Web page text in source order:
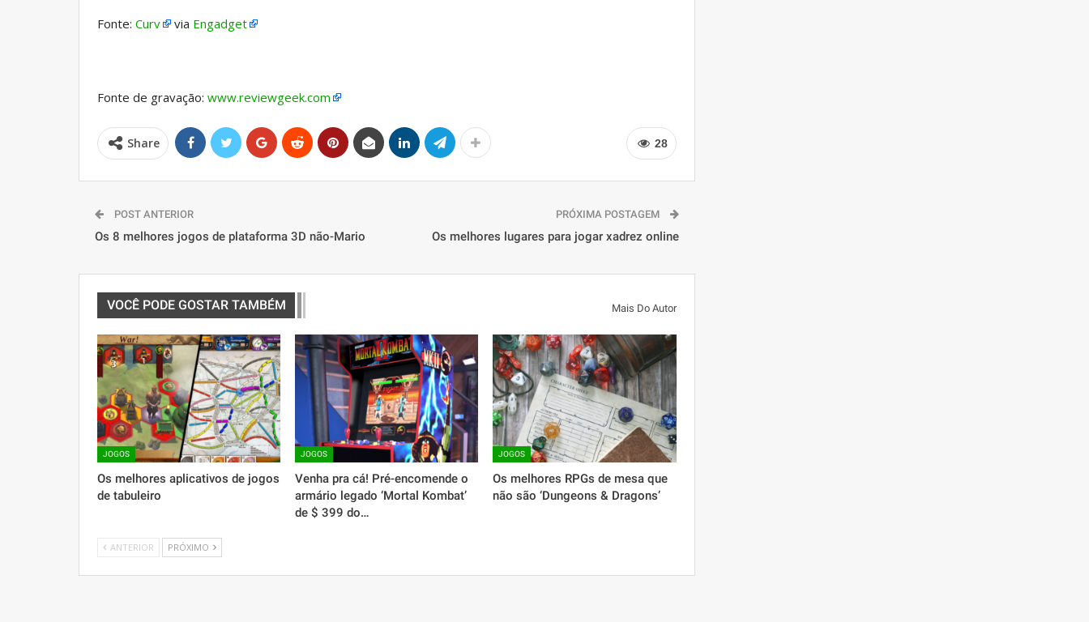
Fonte: Curv via Engadget
Fonte de gravação: www.reviewgeek.com
28
Share
POST ANTERIOR
Os 8 melhores jogos de plataforma 3D não-Mario
PRÓXIMA POSTAGEM
Os melhores lugares para jogar xadrez online
VOCÊ PODE GOSTAR TAMBÉM Mais Do Autor
JOGOS
Os melhores aplicativos de jogos
de tabuleiro
JOGOS
Venha pra cá! Pré-encomende o
armário legado ‘Mortal Kombat’
de $ 399 do…
JOGOS
Os melhores RPGs de mesa que
não são ‘Dungeons & Dragons’
ANTERIOR PRÓXIMO